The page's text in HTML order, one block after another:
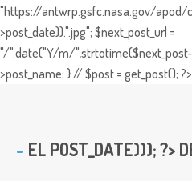
"https://antwrp.gsfc.nasa.gov/apod/
>post_date)).".jpg"; $next_post_url =
"/".date("Y/m/
>post_name; } // $post = get_post(); ?>
EL POST_DATE))); ?>